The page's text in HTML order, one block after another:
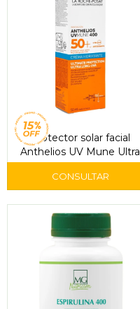
Protector solar facial
Anthelios UV Mune Ultra
FPS 50+